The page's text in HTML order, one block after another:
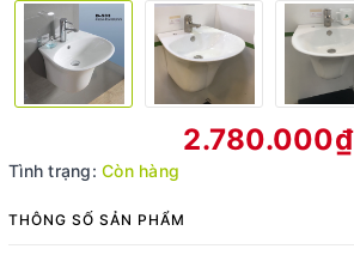
2.780.000₫
Tình trạng: Còn hàng
THÔNG SỐ SẢN PHẨM